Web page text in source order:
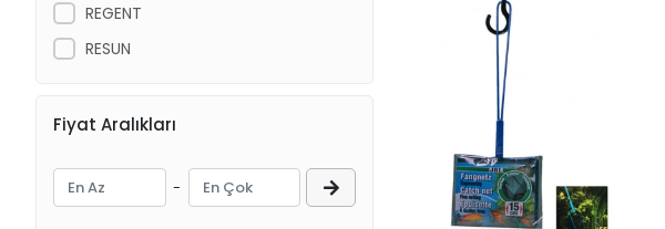
REGENT
RESUN
Fiyat Aralıkları
-